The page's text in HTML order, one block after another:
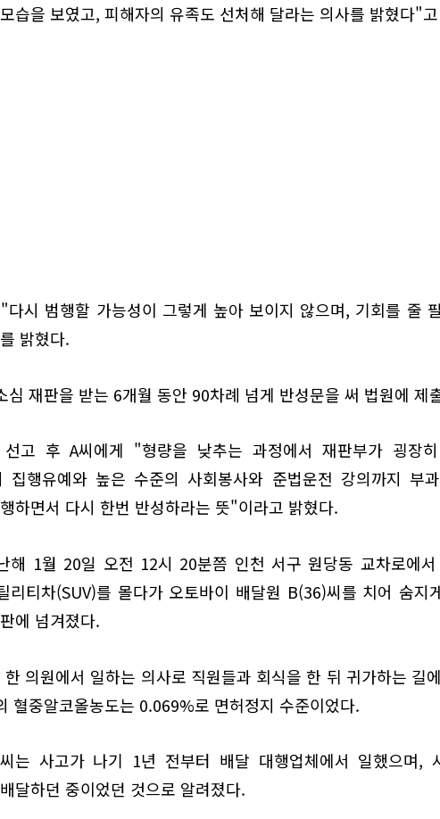
습을 보였고, 피해자의 유족도 선처해 달라는 의사를 밝혔다"
다시 범행할 가능성이 그렇게 높아 보이지 않으며, 기회를 줄
밝혔다.
심 재판을 받는 6개월 동안 90차례 넘게 반성문을 써 법원에 제
선고 후 A씨에게 "형량을 낮추는 과정에서 재판부가 굉장
집행유예와 높은 수준의 사회봉사와 준법운전 강의까지 부
하면서 다시 한번 반성하라는 뜻"이라고 밝혔다.
해 1월 20일 오전 12시 20분쯤 인천 서구 원당동 교차로에
리티차(SUV)를 몰다가 오토바이 배달원 B(36)씨를 치어 숨지
에 넘겨졌다.
의원에서 일하는 의사로 직원들과 회식을 한 뒤 귀가하는 길
혈중알코올농도는 0.069%로 면허정지 수준이었다.
는 사고가 나기 1년 전부터 배달 대행업체에서 일했으며,
달하던 중이었던 것으로 알려졌다.